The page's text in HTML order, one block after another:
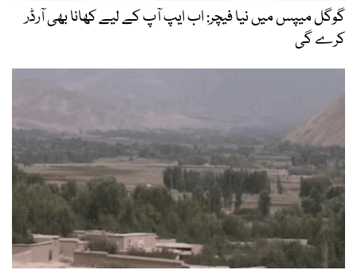
گوگل میپس میں نیا فیچر: اب ایپ آپ کے لیے کھانا بھی آرڈر
کرے گی